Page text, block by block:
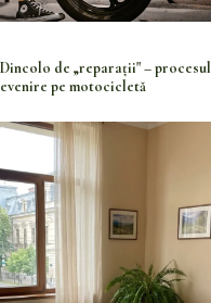
de „reparații" – procesul
pe motocicletă